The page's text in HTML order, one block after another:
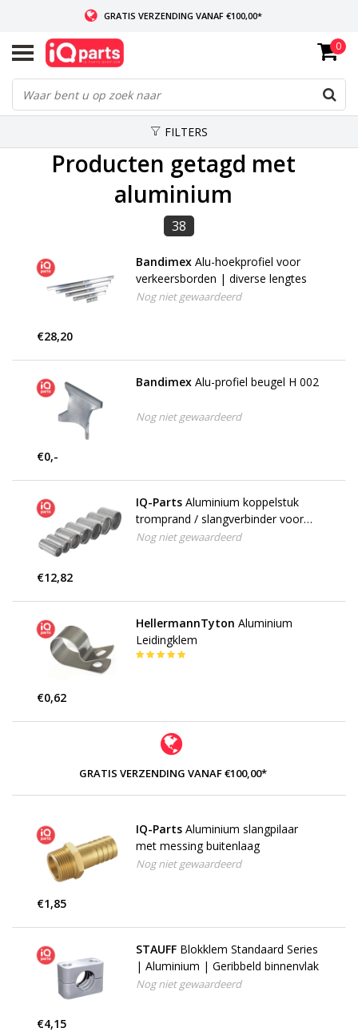
GRATIS VERZENDING VANAF €100,00*
INDIEN VOORRADIG: VOOR 14:00 BESTELD, ZELFDE DAG VERZONDEN
WERELDWIJDE LEVERING
0
FILTERS
Producten getagd met
aluminium
38
Bandimex Alu-hoekprofiel voor
verkeersborden | diverse lengtes
Nog niet gewaardeerd
€28,20
Bandimex Alu-profiel beugel H 002
Nog niet gewaardeerd
€0,-
IQ-Parts Aluminium koppelstuk
tromprand / slangverbinder voor
slang
Nog niet gewaardeerd
€12,82
HellermannTyton Aluminium
Leidingklem
€0,62
GRATIS VERZENDING VANAF €100,00*
IQ-Parts Aluminium slangpilaar
met messing buitenlaag
Nog niet gewaardeerd
€1,85
STAUFF Blokklem Standaard Series
| Aluminium | Geribbeld binnenvlak
Nog niet gewaardeerd
€4,15